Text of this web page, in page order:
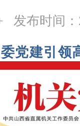
发布时间：
党建引领